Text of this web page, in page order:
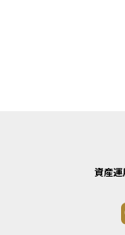
資産